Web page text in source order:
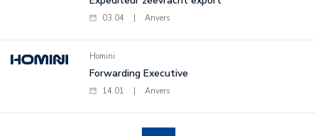
03.04 Anvers
Homini
Forwarding Executive
14.01 Anvers